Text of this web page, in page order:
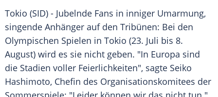
Tokio (SID) - Jubelnde Fans in inniger Umarmung,
singende Anhänger auf den Tribünen: Bei den
Olympischen Spielen in Tokio (23. Juli bis 8.
August) wird es sie nicht geben. "In Europa sind
die Stadien voller Feierlichkeiten", sagte Seiko
Hashimoto, Chefin des Organisationskomitees der